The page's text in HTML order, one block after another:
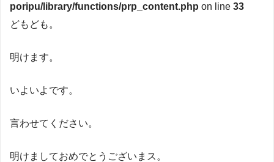
poripu/library/functions/prp_content.php on line 33
どもども。
明けます。
いよいよです。
言わせてください。
明けましておめでとうございまス。